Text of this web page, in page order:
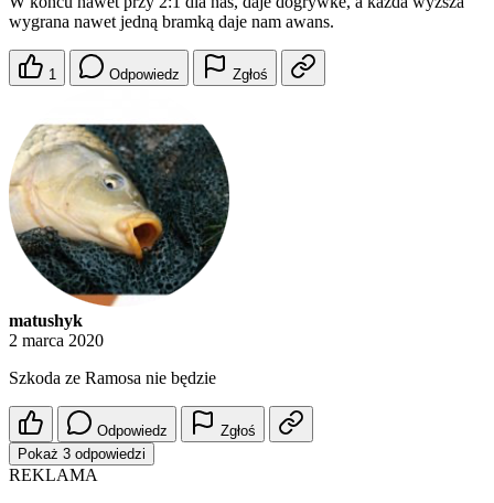
wygrana nawet jedną bramką daje nam awans.
1 Odpowiedz Zgłoś
matushyk
2 marca 2020
Szkoda ze Ramosa nie będzie
Odpowiedz
Zgłoś
Pokaż 3 odpowiedzi
REKLAMA